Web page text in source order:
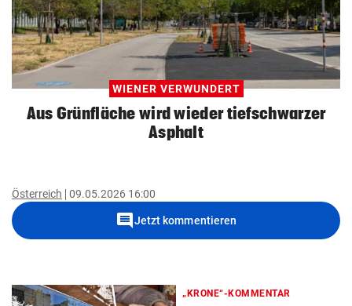
WIENER VERWUNDERT
Aus Grünfläche wird wieder tiefschwarzer
Asphalt
Österreich 09.05.2026 16:00
commentJetzt kommentieren
„KRONE“-KOMMENTAR